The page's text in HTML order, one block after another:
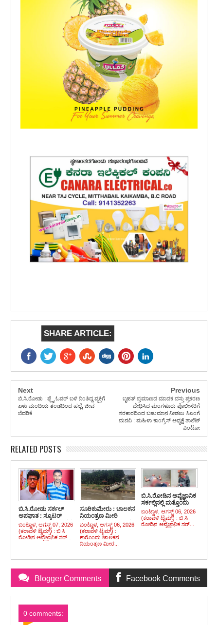
SHARE ARTICLE:
Next
ಬಿ.ಸಿ.ರೋಡು : ಫ್ಲೈ ಓವರ್ ಬಳಿ ನಿಂತಿದ್ದ ವ್ಯಕ್ತಿಗೆ
ಏಳು ಮಂದಿಯ ತಂಡದಿಂದ ಹಲ್ಲೆ, ಜೀವ
ಬೆದರಿಕೆ
Previous
ಬೃಹತ್ ಪ್ರಮಾಣದ ಮಾದಕ ವಸ್ತು ಪ್ರಕರಣ
ಬೇಧಿಸಿದ ಮಂಗಳೂರು ಪೊಲೀಸರಿಗೆ
ಸರಕಾರದಿಂದ ಬಹುಮಾನ ನೀಡಲು ಸಿಎಂಗೆ
ಮನವಿ : ಮಹಿಳಾ ಕಾಂಗ್ರೆಸ್ ಅಧ್ಯಕ್ಷೆ ಶಾಲೆಟ್
ಪಿಂಟೋ
RELATED POSTS
ಬಿ.ಸಿ.ರೋಡು ಸರ್ಕಲ್
ಅಪಘಾತ : ಸ್ಕೂಟರ್
ಸವಾರ ಕೂಡಾ ಮೃತ್ಯು ವಶ
ಬಂಟ್ವಾಳ, ಆಗಸ್ಟ್ 07, 2026
(ಕರಾವಳಿ ಟೈಮ್ಸ್) : ಬಿ ಸಿ
ರೋಡಿನ ಅವೈಜ್ಞಾನಿಕ ಸರ್...
ಸೂರಿಕುಮೇರು : ಚಾಲಕನ
ನಿಯಂತ್ರಣ ಮೀರಿ
ಹೆದ್ದಾರಿಯಲ್ಲಿ ಪಲ್ಟಿಯಾದ
ಕಾರು, ಪ್ರಯಾಣಿಕರು
ಪಾರು
ಬಂಟ್ವಾಳ, ಆಗಸ್ಟ್ 06, 2026
(ಕರಾವಳಿ ಟೈಮ್ಸ್) :
ಕಾರೊಂದು ಚಾಲಕನ
ನಿಯಂತ್ರಣ ಮೀರ...
ಬಿ.ಸಿ.ರೋಡಿನ ಅವೈಜ್ಞಾನಿಕ
ಸರ್ಕಲ್ಲಿನಲ್ಲಿ ಮತ್ತೊಂದು
ಭೀಕರ ಅಪಘಾತ : ಟಿಪ್ಪರ್
ಹರಿದು ಸ್ಕೂಟರ್
ಸಹಸವಾರ ದಾರುಣ
ಬಂಟ್ವಾಳ, ಆಗಸ್ಟ್ 06, 2026
(ಕರಾವಳಿ ಟೈಮ್ಸ್) : ಬಿ ಸಿ
ರೋಡಿನ ಅವೈಜ್ಞಾನಿಕ ಸರ್...
Blogger Comments Facebook Comments
0 comments: